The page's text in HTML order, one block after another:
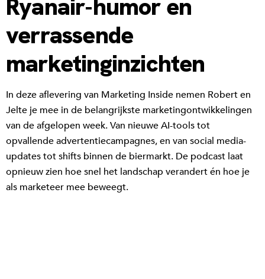
Ryanair-humor en
verrassende
marketinginzichten
In deze aflevering van Marketing Inside nemen Robert en
Jelte je mee in de belangrijkste marketingontwikkelingen
van de afgelopen week. Van nieuwe AI-tools tot
opvallende advertentiecampagnes, en van social media-
updates tot shifts binnen de biermarkt. De podcast laat
opnieuw zien hoe snel het landschap verandert én hoe je
als marketeer mee beweegt.